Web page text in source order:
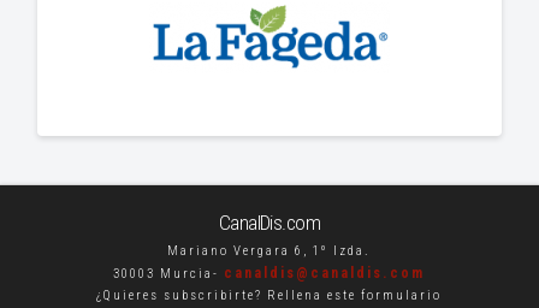
CanalDis.com
Mariano Vergara 6, 1º Izda.
30003 Murcia- canaldis@canaldis.com
¿Quieres subscribirte? Rellena este formulario